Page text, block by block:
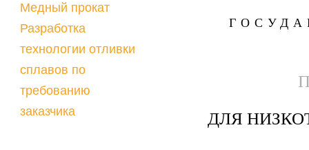
Медный прокат
Разработка
технологии отливки
сплавов по
требованию
заказчика
ДЛЯ